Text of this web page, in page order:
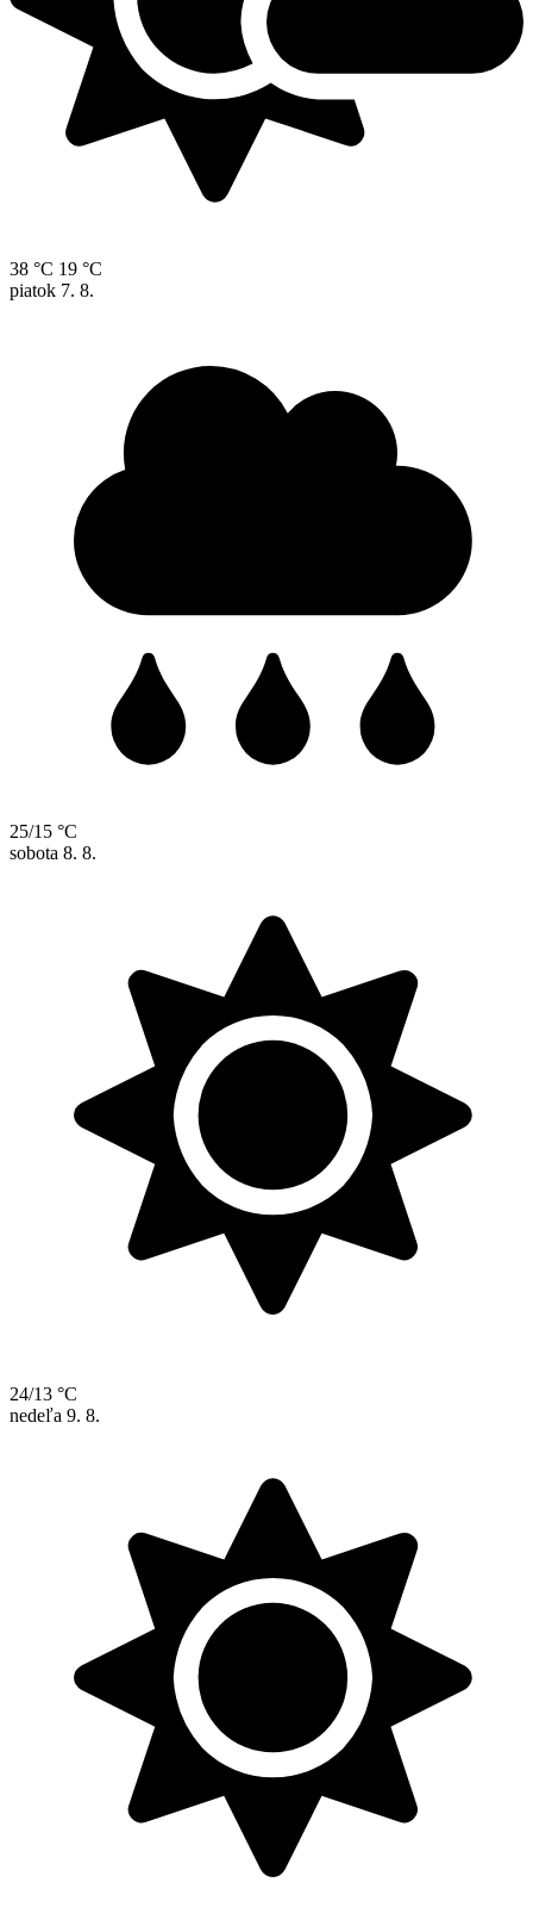
38 °C 19 °C
piatok 7. 8.
25/15 °C
sobota 8. 8.
24/13 °C
nedeľa 9. 8.